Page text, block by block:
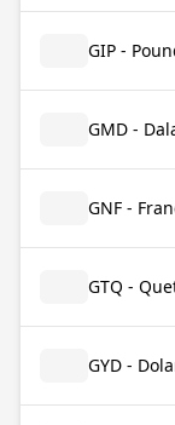
GIP -
GMD -
GNF -
GTQ -
GYD -